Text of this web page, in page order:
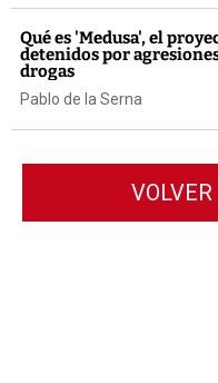
Qué es 'Medusa', el
detenidos por
drogas
Pablo de la Serna